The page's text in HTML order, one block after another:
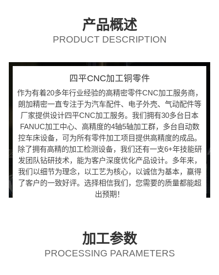
产品概述
PRODUCT DESCRIPTION
四平CNC加工铜零件
作为有着20多年行业经验的高精密零件CNC加工服务商，
朗加精密一直专注于为汽车配件、电子外壳、气动配件等
厂家提供设计四平CNC加工服务。我们拥有30多台日本
FANUC加工中心、高精度的4轴5轴加工群，多台自动数
控车床设备，可为所有零件加工项目提供高精度的成品。
除了拥有高精的加工检测设备，我们还有一支6+年技能研
发团队钻研技术，能为客户深度优化产品设计。多年来，
我们以细节为理念，以工艺为核心，以诚信为基本，赢得
了客户的一致好评。选择相信我们，您需要的质量都能超
出预期！
加工参数
PROCESSING PARAMETERS